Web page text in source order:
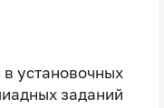
установочных
заданий